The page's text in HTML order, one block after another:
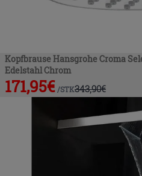
Kopfbrause Hansgrohe Croma
Edelstahl Chrom
171,95€ /STK343,90€